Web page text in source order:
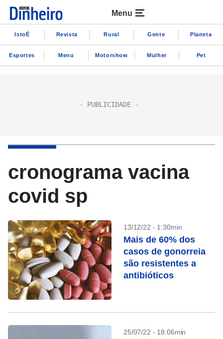
Menu
IstoÉ Revista Rural Gente Planeta
Esportes Menu Motorshow Mulher Pet
cronograma vacina
covid sp
13/12/22 - 1:30min
Mais de 60% dos
casos de gonorreia
são resistentes a
antibióticos
25/07/22 - 18:06min